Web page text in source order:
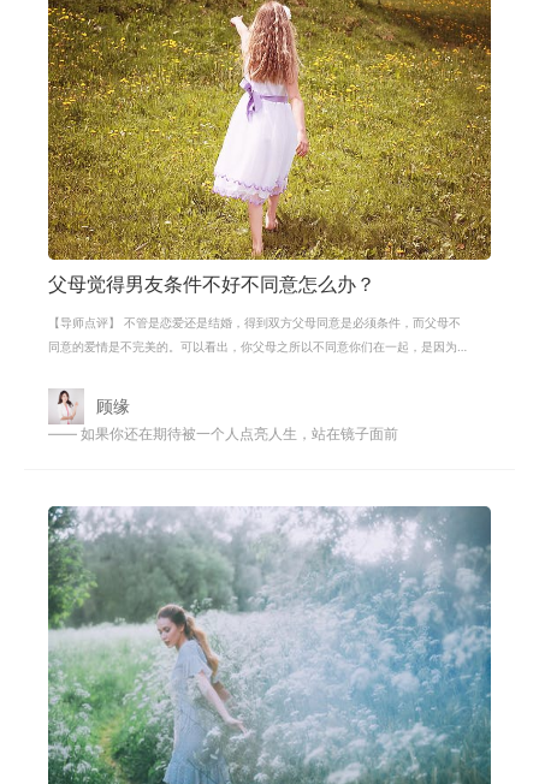
父母觉得男友条件不好不同意怎么办？
【导师点评】 不管是恋爱还是结婚，得到双方父母同意是必须条件，而父母不
同意的爱情是不完美的。可以看出，你父母之所以不同意你们在一起，是因为
顾缘
—— 如果你还在期待被一个人点亮人生，站在镜子面前